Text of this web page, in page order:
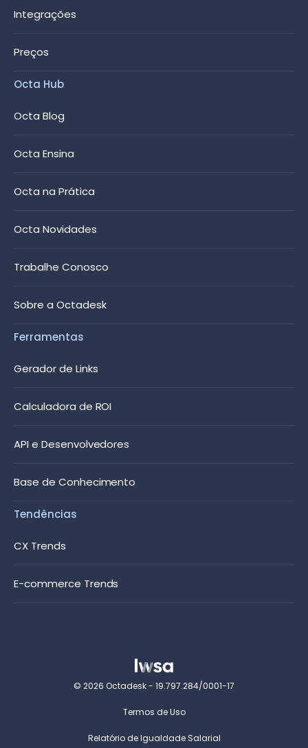
Integrações
Preços
Octa Hub
Octa Blog
Octa Ensina
Octa na Prática
Octa Novidades
Trabalhe Conosco
Sobre a Octadesk
Ferramentas
Gerador de Links
Calculadora de ROI
API e Desenvolvedores
Base de Conhecimento
Tendências
CX Trends
E-commerce Trends
© 2026 Octadesk - 19.797.284/0001-17
Termos de Uso
Relatório de Igualdade Salarial